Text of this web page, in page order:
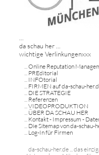
...
da schau her ...
wichtige Verlinkungenxxx
...Online Reputation
... PREditorial
... INFOtorial
... FIRMEN auf da-schau-
... DIE STRATEGIE
... Referenzen
...VIDEOPRODUKTION
... ÜBER DA SCHAU HER
... Kontakt - Impressum -
... Die Sitemap von da-schau-
... Log-In für Firmen
da-schau-her.de ... das